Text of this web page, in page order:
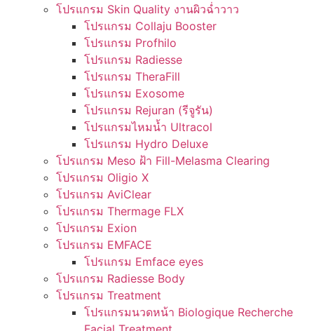
โปรแกรม Skin Quality งานผิวฉ่ำวาว
โปรแกรม Collaju Booster
โปรแกรม Profhilo
โปรแกรม Radiesse
โปรแกรม TheraFill
โปรแกรม Exosome
โปรแกรม Rejuran (รีจูรัน)
โปรแกรมไหมน้ำ Ultracol
โปรแกรม Hydro Deluxe
โปรแกรม Meso ฝ้า Fill-Melasma Clearing
โปรแกรม Oligio X
โปรแกรม AviClear
โปรแกรม Thermage FLX
โปรแกรม Exion
โปรแกรม EMFACE
โปรแกรม Emface eyes
โปรแกรม Radiesse Body
โปรแกรม Treatment
โปรแกรมนวดหน้า Biologique Recherche